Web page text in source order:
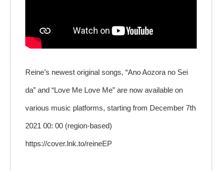
Reine’s newest original songs, “Ano Aozora no Sei
da” and “Love Me Love Me” are now available on
various music platforms, starting from December 7th
2021 00: 00 (region-based)
https://cover.lnk.to/reineEP